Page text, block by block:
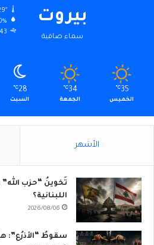
بيروت
سماء صافية
35º - 29º
4.43
35
℃
الخميس
34
℃
الجمعة
28
℃
السبت
الأشهر
تَخوينُ “حزب الله”
اللبنانية؟
2026/08/06
سقوطُ “الأذرُع”: